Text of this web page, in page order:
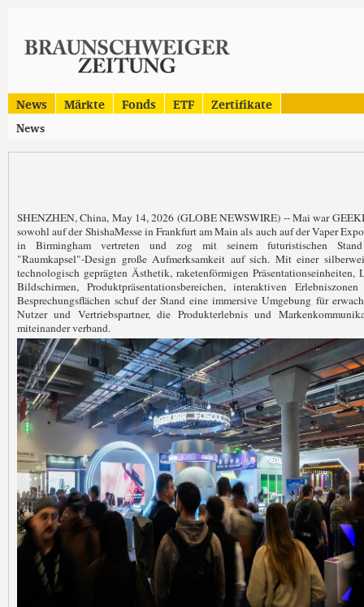
News Märkte Fonds ETF Zertifikate
News
SHENZHEN, China, May 14, 2026 (GLOBE NEWSWIRE) -- Mai war
sowohl auf der ShishaMesse in Frankfurt am Main als auch auf der Vaper
in Birmingham vertreten und zog mit seinem futuristischen
"Raumkapsel"-Design große Aufmerksamkeit auf sich. Mit einer
technologisch geprägten Ästhetik, raketenförmigen Präsentationseinheiten,
Bildschirmen, Produktpräsentationsbereichen, interaktiven
Besprechungsflächen schuf der Stand eine immersive Umgebung für
Nutzer und Vertriebspartner, die Produkterlebnis und
miteinander verband.